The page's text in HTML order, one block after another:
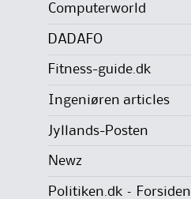
Computerworld
DADAFO
Fitness-guide.dk
Ingeniøren articles
Jyllands-Posten
Newz
Politiken.dk – Forsiden